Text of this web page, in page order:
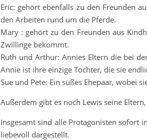
Eric: gehört ebenfalls zu den Freunden
den Arbeiten rund um die Pferde.
Mary : gehört zu den Freunden aus
Zwillinge bekommt.
Ruth und Arthur: Annies Eltern die bei
Annie ist ihre einzige Tochter, die sie
Sue und Pete: Ein süßes Ehepaar, wobei
Außerdem gibt es noch Lewis seine
Insgesamt sind alle Protagonisten sofort
liebevoll dargestellt.